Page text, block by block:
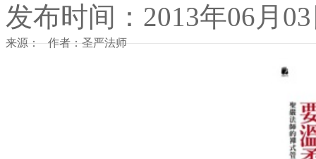
发布时间：2013年06月
来源： 作者：圣严法师